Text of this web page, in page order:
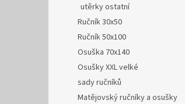
utěrky ostatní
Ručník 30x50
Ručník 50x100
Osuška 70x140
Osušky XXL velké
sady ručníků
Matějovský ručníky a osušky